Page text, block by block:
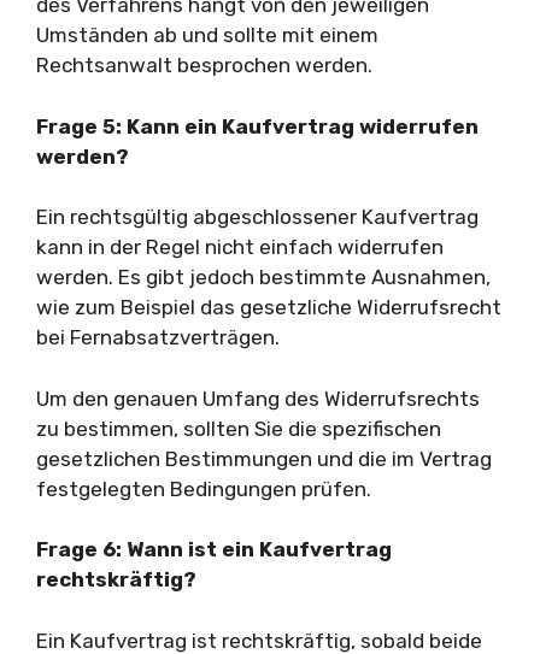
des Verfahrens hängt von den jeweiligen
Umständen ab und sollte mit einem
Rechtsanwalt besprochen werden.
Frage 5: Kann ein Kaufvertrag widerrufen
werden?
Ein rechtsgültig abgeschlossener Kaufvertrag
kann in der Regel nicht einfach widerrufen
werden. Es gibt jedoch bestimmte Ausnahmen,
wie zum Beispiel das gesetzliche Widerrufsrecht
bei Fernabsatzverträgen.
Um den genauen Umfang des Widerrufsrechts
zu bestimmen, sollten Sie die spezifischen
gesetzlichen Bestimmungen und die im Vertrag
festgelegten Bedingungen prüfen.
Frage 6: Wann ist ein Kaufvertrag
rechtskräftig?
Ein Kaufvertrag ist rechtskräftig, sobald beide